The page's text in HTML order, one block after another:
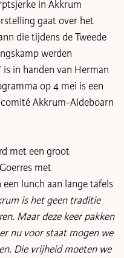
in Akkrum
gaat over het
die tijdens de Tweede
werden
is in handen van Herman
op 4 mei is een
Akkrum-Aldeboarn
met een groot
met
lunch aan lange tafels
is het geen traditie
Maar deze keer pakken
nu voor staat mogen we
Die vrijheid moeten we